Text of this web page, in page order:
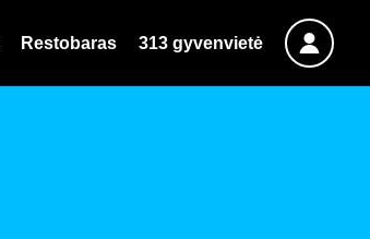
Restobaras 313 gyvenvietė